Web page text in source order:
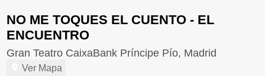
NO ME TOQUES EL CUENTO - EL
ENCUENTRO
Gran Teatro CaixaBank Príncipe Pío, Madrid
Ver Mapa